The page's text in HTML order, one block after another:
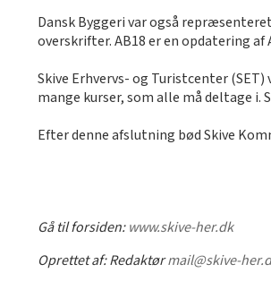
Dansk Byggeri var også
overskrifter. AB18 er en opdatering af
Skive Erhvervs- og Turistcenter
mange kurser, som alle må deltage
Efter denne afslutning bød Skive
Gå til forsiden:www.skive-her.dk
Oprettet af:Redaktørmail@skive-